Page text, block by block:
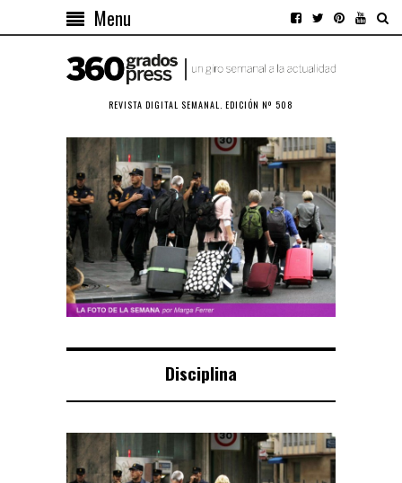
Menu
REVISTA DIGITAL SEMANAL. EDICIÓN Nº 508
Disciplina